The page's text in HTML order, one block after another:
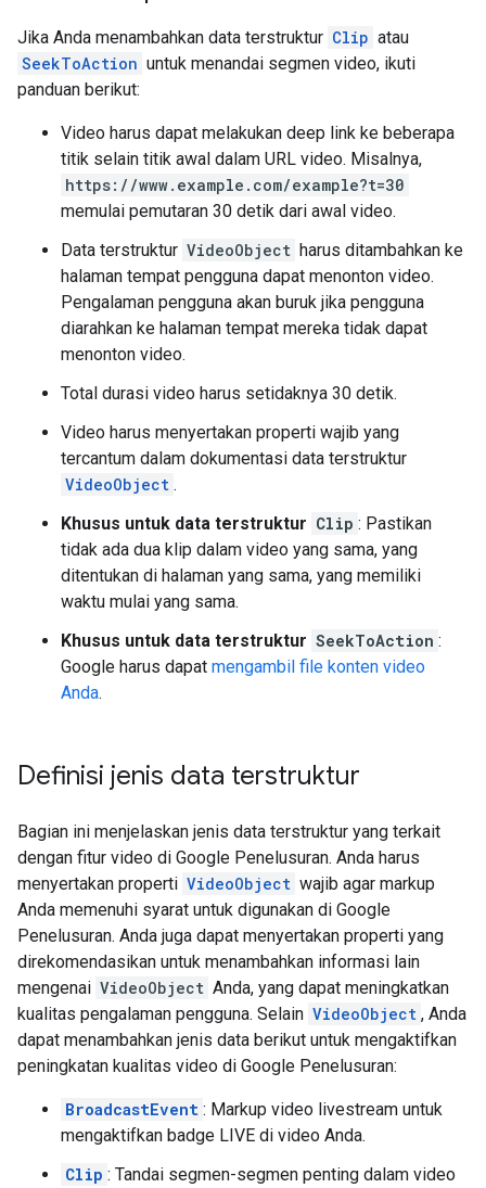
Jika Anda menambahkan data terstruktur Clip atau
SeekToAction untuk menandai segmen video, ikuti
panduan berikut:
Video harus dapat melakukan deep link ke beberapa
titik selain titik awal dalam URL video. Misalnya,
https://www.example.com/example?t=30
memulai pemutaran 30 detik dari awal video.
Data terstruktur VideoObject harus ditambahkan ke
halaman tempat pengguna dapat menonton video.
Pengalaman pengguna akan buruk jika pengguna
diarahkan ke halaman tempat mereka tidak dapat
menonton video.
Total durasi video harus setidaknya 30 detik.
Video harus menyertakan properti wajib yang
tercantum dalam dokumentasi data terstruktur
VideoObject .
Khusus untuk data terstruktur Clip : Pastikan
tidak ada dua klip dalam video yang sama, yang
ditentukan di halaman yang sama, yang memiliki
waktu mulai yang sama.
Khusus untuk data terstruktur SeekToAction :
Google harus dapat mengambil file konten video
Anda.
Definisi jenis data terstruktur
Bagian ini menjelaskan jenis data terstruktur yang terkait
dengan fitur video di Google Penelusuran. Anda harus
menyertakan properti VideoObject wajib agar markup
Anda memenuhi syarat untuk digunakan di Google
Penelusuran. Anda juga dapat menyertakan properti yang
direkomendasikan untuk menambahkan informasi lain
mengenai VideoObject Anda, yang dapat meningkatkan
kualitas pengalaman pengguna. Selain VideoObject , Anda
dapat menambahkan jenis data berikut untuk mengaktifkan
peningkatan kualitas video di Google Penelusuran:
BroadcastEvent : Markup video livestream untuk
mengaktifkan badge LIVE di video Anda.
Clip : Tandai segmen-segmen penting dalam video